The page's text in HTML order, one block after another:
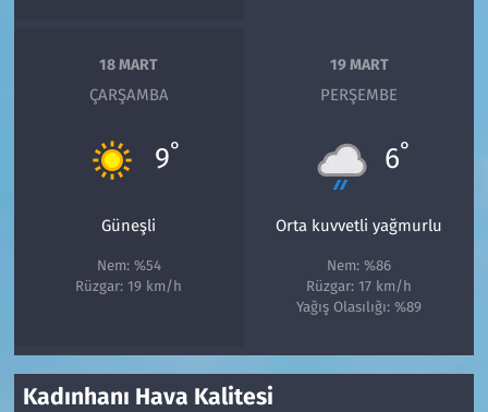
18 MART
ÇARŞAMBA
9°
Güneşli
Nem: %54
Rüzgar: 19 km/h
19 MART
PERŞEMBE
6°
Orta kuvvetli yağmurlu
Nem: %86
Rüzgar: 17 km/h
Yağış Olasılığı: %89
Kadınhanı Hava Kalitesi